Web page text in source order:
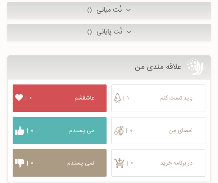
نُت میانی ()
نُت پایانی ()
علاقه مندی من
باید تست کنم | ۱
امضای من | ۰
در برنامه خرید | ۰
عاشقشم | ۰
می پسندم | ۰
نمی پسندم | ۰